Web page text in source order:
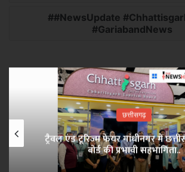
#NewsUpdate
#GariabandNews
छत्तीसगढ़
ट्रैवल एंड टूरिज्म फेयर गांधीनगर में
बोर्ड की प्रभावी सहभागिता..